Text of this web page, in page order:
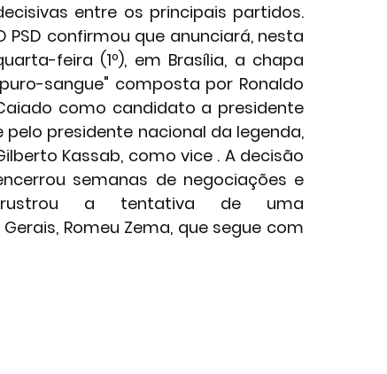
entre os principais partidos.
PSD confirmou que anunciará, nesta
feira (1º), em Brasília, a chapa
sangue" composta por Ronaldo
como candidato a presidente
pelo presidente nacional da legenda,
Kassab, como vice . A decisão
semanas de negociações e
a tentativa de uma
Romeu Zema, que segue com